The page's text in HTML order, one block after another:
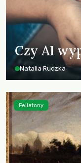
Czy AI
Natalia Rudzka
Felietony